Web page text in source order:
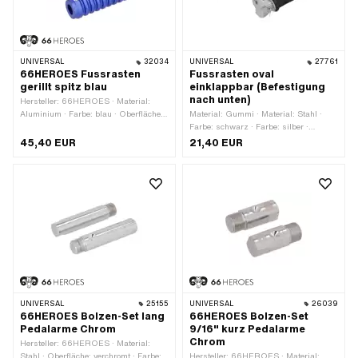
UNIVERSAL 32034
66HEROES Fussrasten
gerillt spitz blau
Hersteller: 66HEROES · Material:
Aluminium · Farbe: blau · Oberfläche:
Tiefe: 62 mm · Ø innen: 16 mm · Ø
45,40 EUR
UNIVERSAL 27761
Fussrasten oval
einklappbar (Befestigung
nach unten)
Material: Gummi · Material: Stahl ·
Farbe: schwarz · Farbe: silber ·
Gesamtlänge: 130 mm · Breite: 45 mm
21,40 EUR
UNIVERSAL 25155
66HEROES Bolzen-Set lang
Pedalarme Chrom
Hersteller: 66HEROES · Material:
Stahl · Oberfläche: verchromt · Farbe:
UNIVERSAL 26039
66HEROES Bolzen-Set
9/16" kurz Pedalarme
Chrom
Hersteller: 66HEROES · Material: